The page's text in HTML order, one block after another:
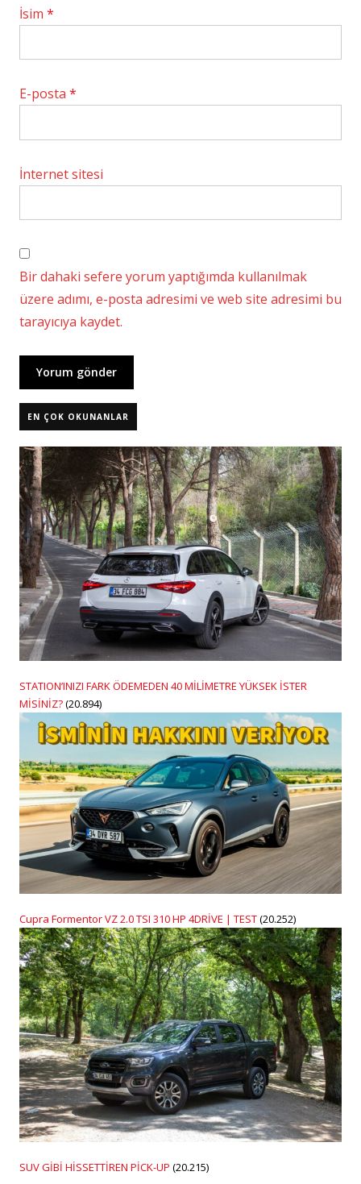
İsim *
E-posta *
İnternet sitesi
Bir dahaki sefere yorum yaptığımda kullanılmak
üzere adımı, e-posta adresimi ve web site adresimi bu
tarayıcıya kaydet.
EN ÇOK OKUNANLAR
STATION’INIZI FARK ÖDEMEDEN 40 MİLİMETRE YÜKSEK İSTER
MİSİNİZ?(20.894)
Cupra Formentor VZ 2.0 TSI 310 HP 4DRİVE | TEST(20.252)
SUV GİBİ HİSSETTİREN PİCK-UP (20.215)